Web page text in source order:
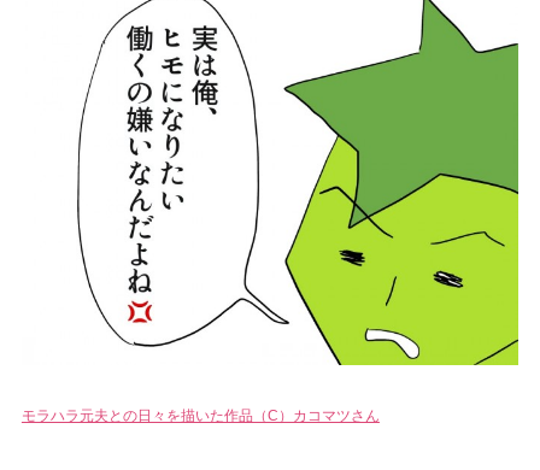
モラハラ元夫との日々を描いた作品（C）カコマツさん